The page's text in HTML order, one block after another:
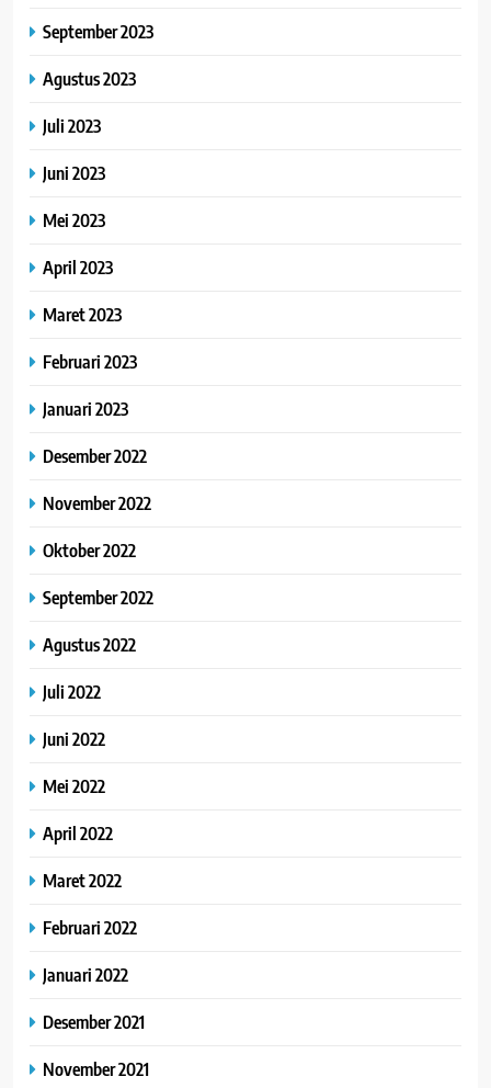
September 2023
Agustus 2023
Juli 2023
Juni 2023
Mei 2023
April 2023
Maret 2023
Februari 2023
Januari 2023
Desember 2022
November 2022
Oktober 2022
September 2022
Agustus 2022
Juli 2022
Juni 2022
Mei 2022
April 2022
Maret 2022
Februari 2022
Januari 2022
Desember 2021
November 2021